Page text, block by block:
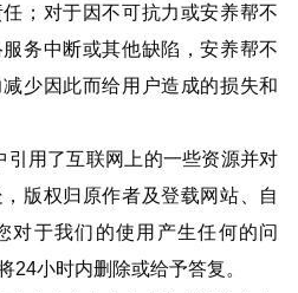
；对于因不可抗力或安养帮不
务中断或其他缺陷，安养帮不
少因此而给用户造成的损失和
引用了互联网上的一些资源并对
版权归原作者及登载网站、自
对于我们的使用产生任何的问
24小时内删除或给予答复。